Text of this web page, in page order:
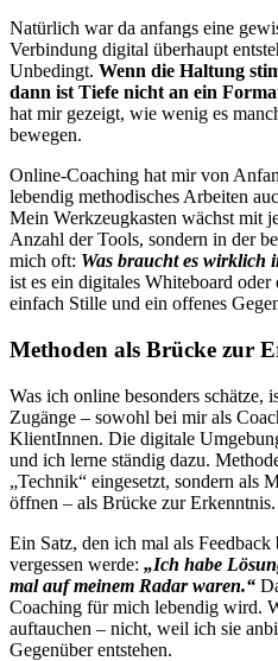
Natürlich war da anfangs eine
Verbindung digital überhaupt
Unbedingt. Wenn die Haltung
dann ist Tiefe nicht an ein
hat mir gezeigt, wie wenig es
bewegen.
Online-Coaching hat mir von
lebendig methodisches Arbeiten
Mein Werkzeugkasten wächst mit
Anzahl der Tools, sondern in der
mich oft: Was braucht es wirklich
ist es ein digitales Whiteboard
einfach Stille und ein offenes
Methoden als Brücke zur
Was ich online besonders schätze,
Zugänge – sowohl bei mir als
KlientInnen. Die digitale
und ich lerne ständig dazu.
„Technik“ eingesetzt, sondern als
öffnen – als Brücke zur Erkenntnis.
Ein Satz, den ich mal als
vergessen werde: „Ich habe
mal auf meinem Radar waren.“
Coaching für mich lebendig wird.
auftauchen – nicht, weil ich sie
Gegenüber entstehen.